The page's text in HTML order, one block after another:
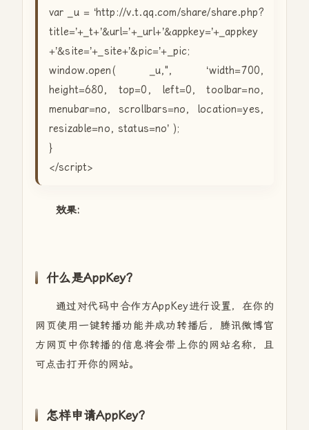
var _u = ‘http://v.t.qq.com/share/share.php?
title=’+_t+’&url=’+_url+’&appkey=’+_appkey
+’&site=’+_site+’&pic=’+_pic;
window.open( _u,", ‘width=700,
height=680, top=0, left=0, toolbar=no,
menubar=no, scrollbars=no, location=yes,
resizable=no, status=no’ );
}
</script>
效果:
什么是AppKey?
通过对代码中合作方AppKey进行设置，在你的
网页使用一键转播功能并成功转播后，腾讯微博官
方网页中你转播的信息将会带上你的网站名称，且
可点击打开你的网站。
怎样申请AppKey?